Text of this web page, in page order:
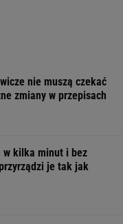
nie muszą czekać
zmiany w przepisach
w kilka minut i bez
je tak jak